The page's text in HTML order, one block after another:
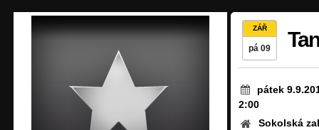
ZÁŘ
pá 09
pátek
2:00
Sokolská